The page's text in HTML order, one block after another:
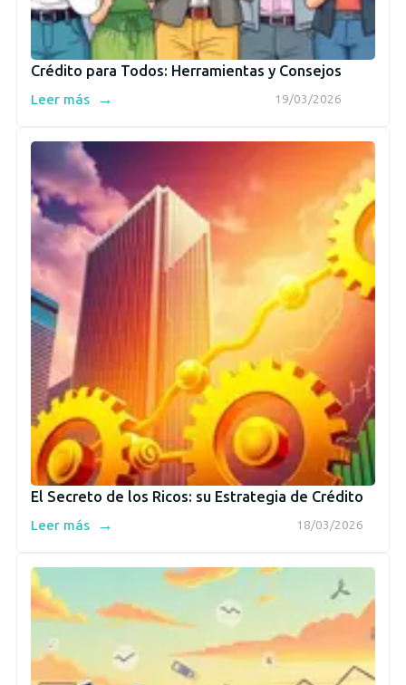
Crédito para Todos: Herramientas y Consejos
19/03/2026
Leer más →
El Secreto de los Ricos: su Estrategia de Crédito
18/03/2026
Leer más →